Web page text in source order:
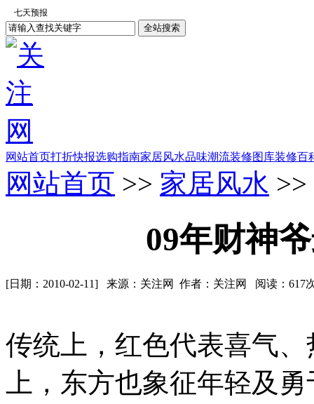
网站首页打折快报选购指南家居风水品味潮流装修图库装修百
网站首页 >> 家居风水
09年财神
[日期：2010-02-11] 来源：关注网 作者：关注网 阅读： 617
传统上，红色代表喜气
上，东方也象征年轻及